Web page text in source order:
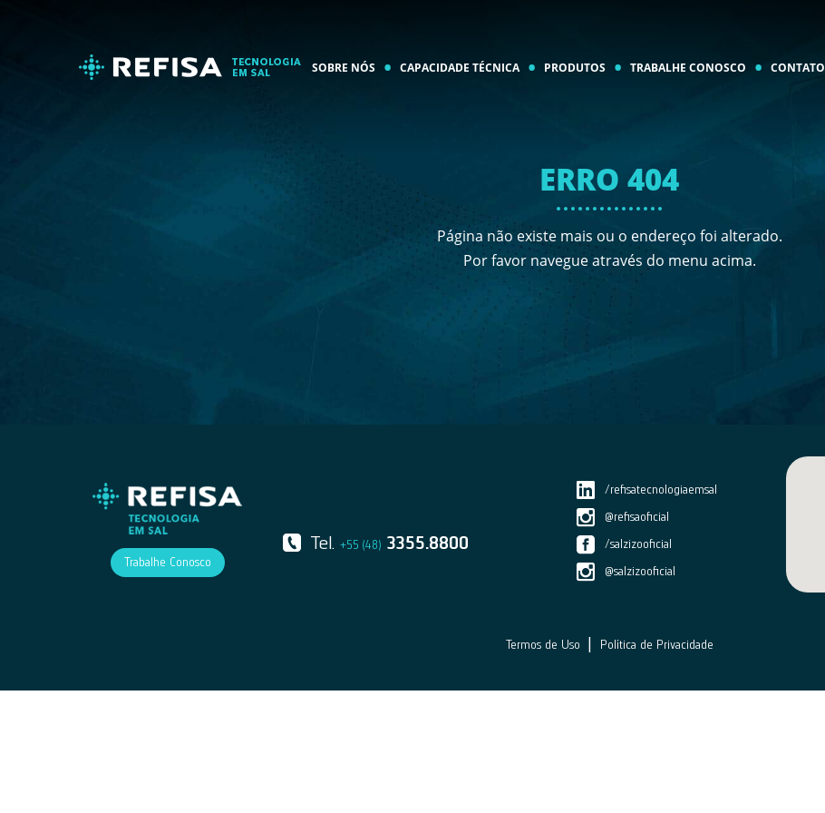
SOBRE NÓS CAPACIDADE TÉCNICA PRODUTOS TRABALHE CONOSCO CONTATO
ERRO 404
Página não existe mais ou o endereço foi alterado.
Por favor navegue através do menu acima.
Trabalhe Conosco
Tel. +55 (48) 3355.8800
/refisatecnologiaemsal
@refisaoficial
/salzizooficial
@salzizooficial
Termos de Uso | Política de Privacidade